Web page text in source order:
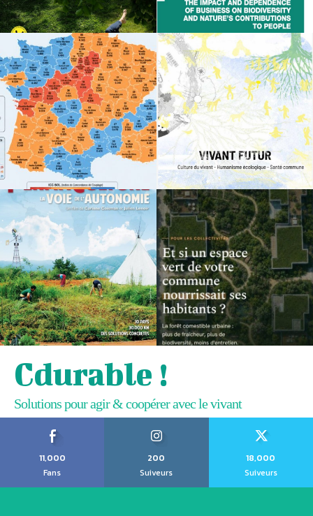
Cdurable !
Solutions pour agir & coopérer avec le vivant
11,000
Fans
200
Suiveurs
18,000
Suiveurs